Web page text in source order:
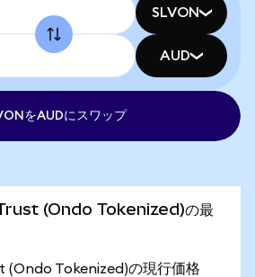
SLVON
AUD
をAUDにスワップ
(Ondo Tokenized)の最
(Ondo Tokenized)の現行価格